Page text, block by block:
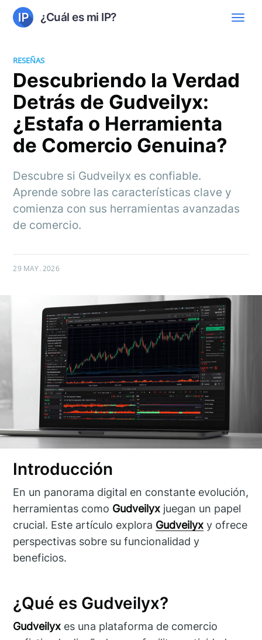
¿Cuál es mi IP?
RESEÑAS
Descubriendo la Verdad
Detrás de Gudveilyx:
¿Estafa o Herramienta
de Comercio Genuina?
Descubre si Gudveilyx es confiable.
Aprende sobre las características clave y
comienza con sus herramientas avanzadas
de comercio.
29 MAY. 2026
Introducción
En un panorama digital en constante evolución,
herramientas como Gudveilyx juegan un papel
crucial. Este artículo explora Gudveilyx y ofrece
perspectivas sobre su funcionalidad y
beneficios.
¿Qué es Gudveilyx?
Gudveilyx es una plataforma de comercio